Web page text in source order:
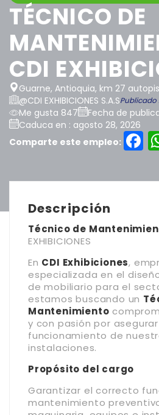
TÉCNICO DE
CDI
Guarne, Antioquia, km 27
@CDI EXHIBICIONES S.A.SPublicado
Me gusta 847
Fecha de
Caduca en : agosto 28, 2026
Comparte este empleo:
Descripción
Técnico de
EXHIBICIONES
En CDI Exhibiciones,
especializada en el
de mobiliario para el
estamos buscando un
Mantenimiento
y con pasión por
funcionamiento de
instalaciones.
Propósito del cargo
Garantizar el correcto
mantenimiento